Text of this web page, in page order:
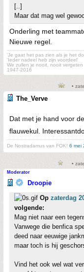
[..]
Maar dat mag wel
Onderling met
Nieuwe regel.
'Je gaat het pas zien als je het
'Ieder nadeel heb zijn voordeel'
We zullen je nooit, nooit vergeten
1947-2016
•
The_Verve
Dat met je hand voor
flauwekul.
De Nostradamus van FOK! 6 mei
•
Moderator
Droopie
Op zaterdag
volgende:
Mag niet naar een
Vanwege die benfica
deed naar eeuwige
maar toch is hij
Vind het ook wel wat